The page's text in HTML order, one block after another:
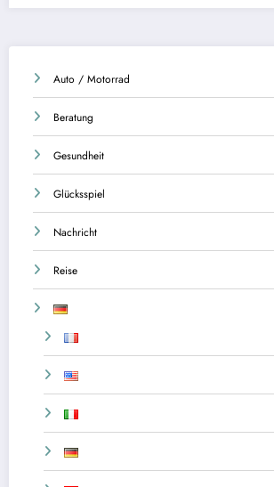
Auto / Motorrad
Beratung
Gesundheit
Glücksspiel
Nachricht
Reise